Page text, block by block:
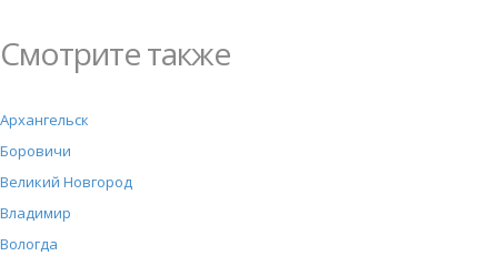
Смотрите также
Архангельск
Боровичи
Великий Новгород
Владимир
Вологда